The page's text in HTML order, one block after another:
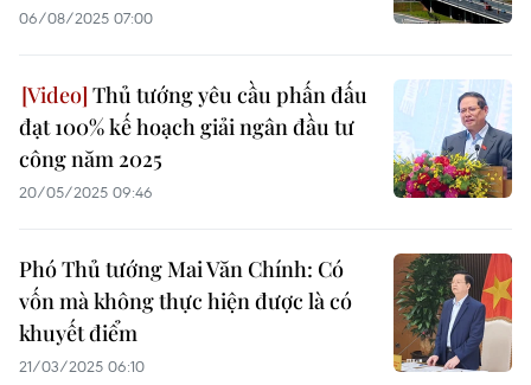
06/08/2025 07:00
Thủ tướng yêu cầu phấn đấu
đạt 100% kế hoạch giải ngân đầu tư
công năm 2025
20/05/2025 09:46
Phó Thủ tướng Mai Văn Chính: Có
vốn mà không thực hiện được là có
khuyết điểm
21/03/2025 06:10